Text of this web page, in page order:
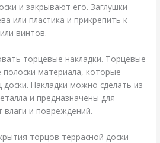
и закрывают его. Заглушки
или пластика и прикрепить к
винтов.
торцевые накладки. Торцевые
материала, которые
Накладки можно сделать из
и предназначены для
и повреждений.
торцов террасной доски